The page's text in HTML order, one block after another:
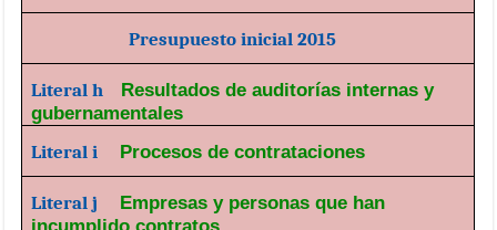
Presupuesto inicial 2015
Literal h
Resultados de auditorías internas y
gubernamentales
Literal i
Procesos de contrataciones
Literal j
Empresas y personas que han
incumplido contratos